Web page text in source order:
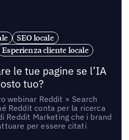
SEO locale
Esperienza cliente locale
le tue pagine se l’IA
tuo?
webinar Reddit × Search
Reddit conta per la ricerca
Reddit Marketing che i brand
per essere citati